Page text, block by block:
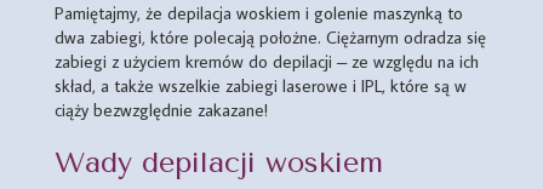
Pamiętajmy, że depilacja woskiem i golenie maszynką to
dwa zabiegi, które polecają położne. Ciężarnym odradza się
zabiegi z użyciem kremów do depilacji – ze względu na ich
skład, a także wszelkie zabiegi laserowe i IPL, które są w
ciąży bezwzględnie zakazane!
Wady depilacji woskiem